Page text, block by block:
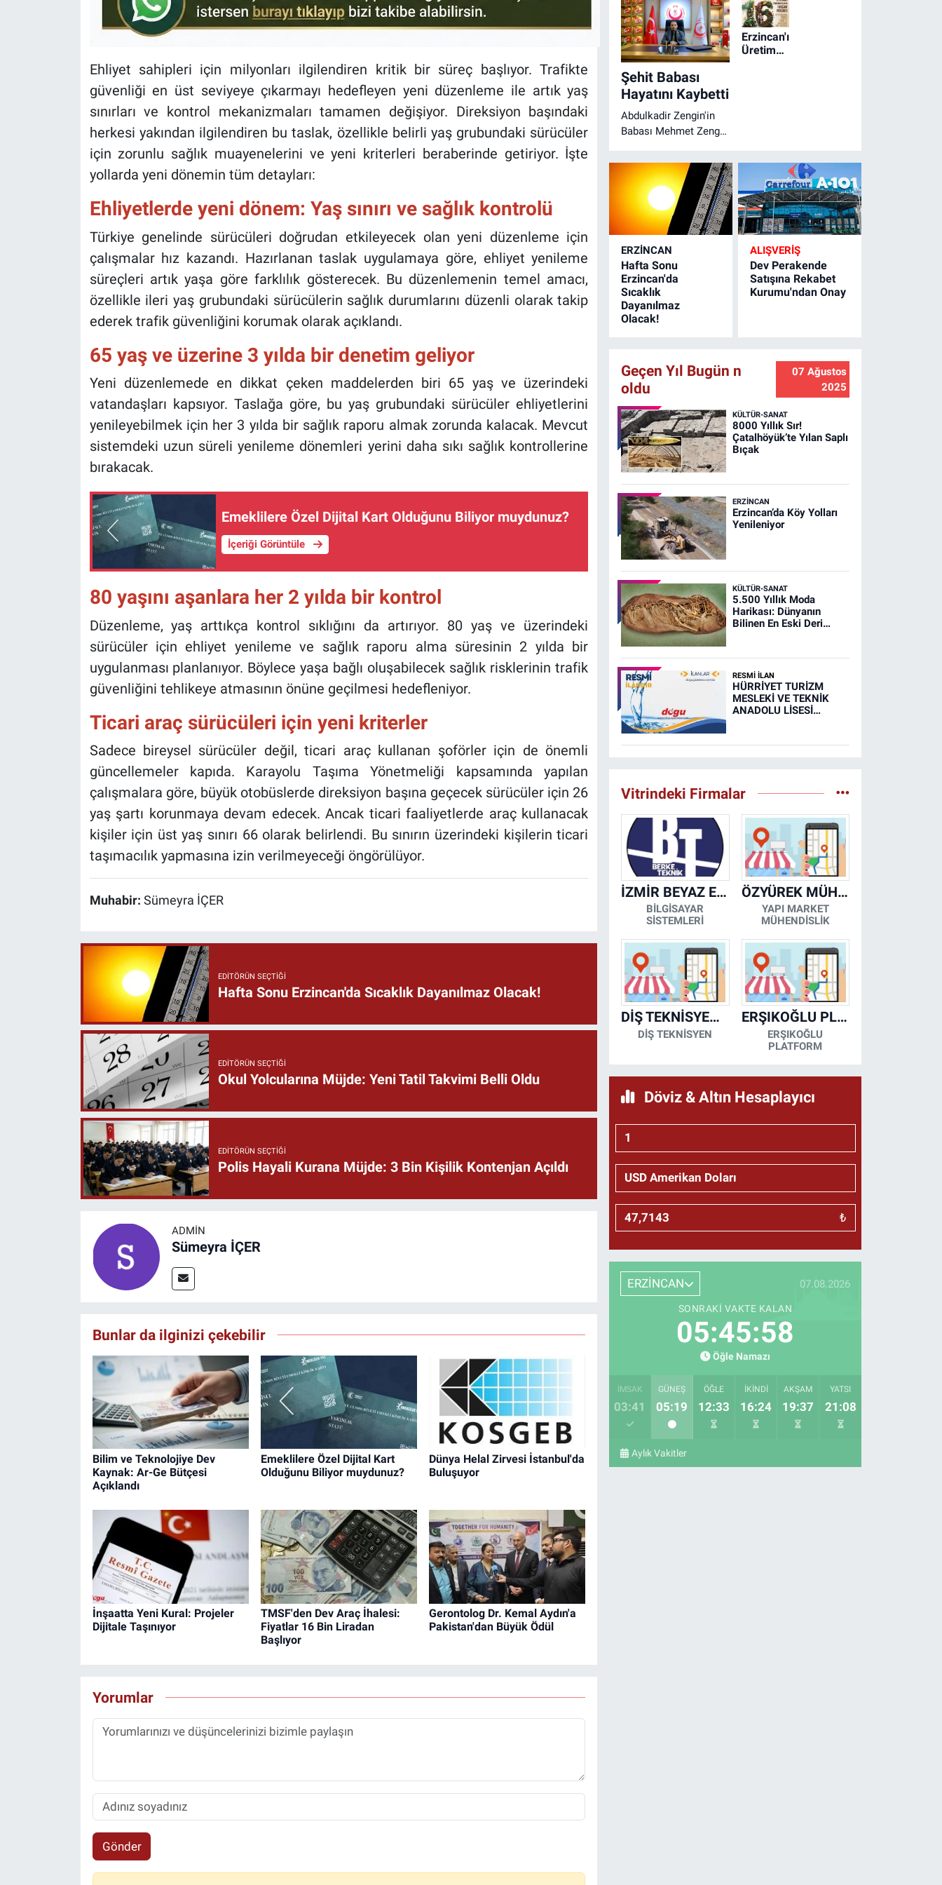
Ehliyet sahipleri için milyonları ilgilendiren kritik bir süreç başlıyor. Trafikte
güvenliği en üst seviyeye çıkarmayı hedefleyen yeni düzenleme ile artık yaş
sınırları ve kontrol mekanizmaları tamamen değişiyor. Direksiyon başındaki
herkesi yakından ilgilendiren bu taslak, özellikle belirli yaş grubundaki sürücüler
için zorunlu sağlık muayenelerini ve yeni kriterleri beraberinde getiriyor. İşte
yollarda yeni dönemin tüm detayları:
Ehliyetlerde yeni dönem: Yaş sınırı ve sağlık kontrolü
Türkiye genelinde sürücüleri doğrudan etkileyecek olan yeni düzenleme için
çalışmalar hız kazandı. Hazırlanan taslak uygulamaya göre, ehliyet yenileme
süreçleri artık yaşa göre farklılık gösterecek. Bu düzenlemenin temel amacı,
özellikle ileri yaş grubundaki sürücülerin sağlık durumlarını düzenli olarak takip
ederek trafik güvenliğini korumak olarak açıklandı.
65 yaş ve üzerine 3 yılda bir denetim geliyor
Yeni düzenlemede en dikkat çeken maddelerden biri 65 yaş ve üzerindeki
vatandaşları kapsıyor. Taslağa göre, bu yaş grubundaki sürücüler ehliyetlerini
yenileyebilmek için her 3 yılda bir sağlık raporu almak zorunda kalacak. Mevcut
sistemdeki uzun süreli yenileme dönemleri yerini daha sıkı sağlık kontrollerine
bırakacak.
Emeklilere Özel Dijital Kart Olduğunu Biliyor muydunuz?
İçeriği Görüntüle
80 yaşını aşanlara her 2 yılda bir kontrol
Düzenleme, yaş arttıkça kontrol sıklığını da artırıyor. 80 yaş ve üzerindeki
sürücüler için ehliyet yenileme ve sağlık raporu alma süresinin 2 yılda bir
uygulanması planlanıyor. Böylece yaşa bağlı oluşabilecek sağlık risklerinin trafik
güvenliğini tehlikeye atmasının önüne geçilmesi hedefleniyor.
Ticari araç sürücüleri için yeni kriterler
Sadece bireysel sürücüler değil, ticari araç kullanan şoförler için de önemli
güncellemeler kapıda. Karayolu Taşıma Yönetmeliği kapsamında yapılan
çalışmalara göre, büyük otobüslerde direksiyon başına geçecek sürücüler için 26
yaş şartı korunmaya devam edecek. Ancak ticari faaliyetlerde araç kullanacak
kişiler için üst yaş sınırı 66 olarak belirlendi. Bu sınırın üzerindeki kişilerin ticari
taşımacılık yapmasına izin verilmeyeceği öngörülüyor.
Muhabir: Sümeyra İÇER
EDITÖRÜN SEÇTIĞI
Hafta Sonu Erzincan'da Sıcaklık Dayanılmaz Olacak!
EDITÖRÜN SEÇTIĞI
Okul Yolcularına Müjde: Yeni Tatil Takvimi Belli Oldu
EDITÖRÜN SEÇTIĞI
Polis Hayali Kurana Müjde: 3 Bin Kişilik Kontenjan Açıldı
ADMIN
Sümeyra İÇER
Bunlar da ilginizi çekebilir
Bilim ve Teknolojiye Dev
Kaynak: Ar-Ge Bütçesi
Açıklandı
Emeklilere Özel Dijital Kart
Olduğunu Biliyor muydunuz?
Dünya Helal Zirvesi İstanbul'da
Buluşuyor
İnşaatta Yeni Kural: Projeler
Dijitale Taşınıyor
TMSF'den Dev Araç İhalesi:
Fiyatlar 16 Bin Liradan
Başlıyor
Gerontolog Dr. Kemal Aydın'a
Pakistan'dan Büyük Ödül
Yorumlar
Gönder
Şehit Babası
Hayatını Kaybetti
Abdulkadir Zengin'in
Babası Mehmet Zengin
Erzincan'ın
Üretim
ERZINCAN
Hafta Sonu
Erzincan'da
Sıcaklık
Dayanılmaz
Olacak!
ALIŞVERİŞ
Dev Perakende
Satışına Rekabet
Kurumu'ndan Onay
Geçen Yıl Bugün n
oldu
07 Ağustos
2025
KÜLTÜR-SANAT
8000 Yıllık Sır!
Çatalhöyük’te Yılan Saplı
Bıçak
ERZINCAN
Erzincan’da Köy Yolları
Yenileniyor
KÜLTÜR-SANAT
5.500 Yıllık Moda
Harikası: Dünyanın
Bilinen En Eski Deri
RESMİ İLAN
HÜRRİYET TURİZM
MESLEKİ VE TEKNİK
ANADOLU LİSESİ
YEMEKHANELERİNİN
Vitrindeki Firmalar
İZMİR BEYAZ EŞYA KLİMA KOMBİ SERVİSİ
BİLGİSAYAR
SİSTEMLERİ
ÖZYÜREK MÜHENDİSLİK
YAPI MARKET
MÜHENDİSLİK
DİŞ TEKNİSYENİ- MESUT KORKMAZ
DİŞ TEKNİSYEN
ERŞIKOĞLU PLATFORM
ERŞIKOĞLU
PLATFORM
Döviz & Altın Hesaplayıcı
₺
ERZİNCAN 07.08.2026
SONRAKI VAKTE KALAN
05:45:57
Öğle Namazı
İMSAK
03:41
GÜNEŞ
05:19
ÖĞLE
12:33
İKINDI
16:24
AKŞAM
19:37
YATSI
21:08
Aylık Vakitler